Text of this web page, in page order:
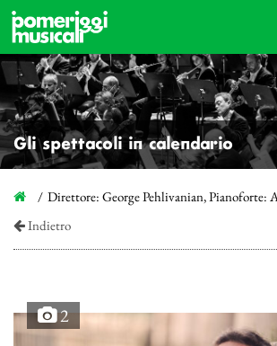
Gli spettacoli in calendario
Direttore: George Pehlivanian, Pianoforte:
Indietro
2